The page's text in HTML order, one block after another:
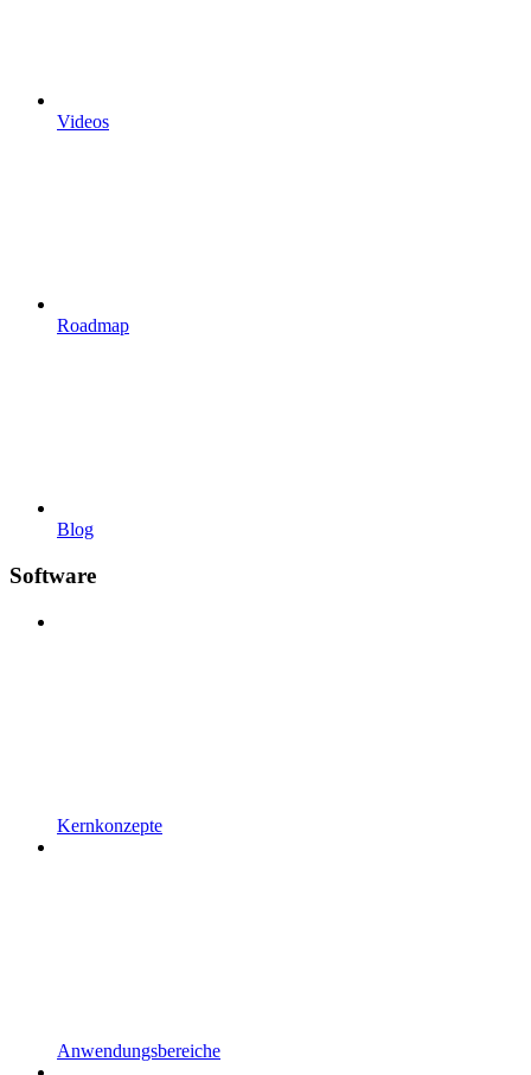
Videos
Roadmap
Blog
Software
Kernkonzepte
Anwendungsbereiche